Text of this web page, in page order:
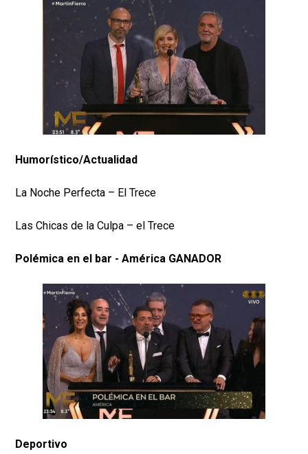
Humorístico/Actualidad
La Noche Perfecta – El Trece
Las Chicas de la Culpa – el Trece
Polémica en el bar - América GANADOR
Deportivo